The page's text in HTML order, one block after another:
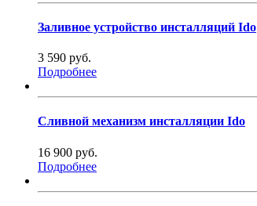
Заливное устройство инсталляций Ido
3 590 руб.
Подробнее
Сливной механизм инсталляции Ido
16 900 руб.
Подробнее